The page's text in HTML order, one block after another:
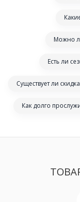
Можно
Есть ли
Существует ли
Как долго